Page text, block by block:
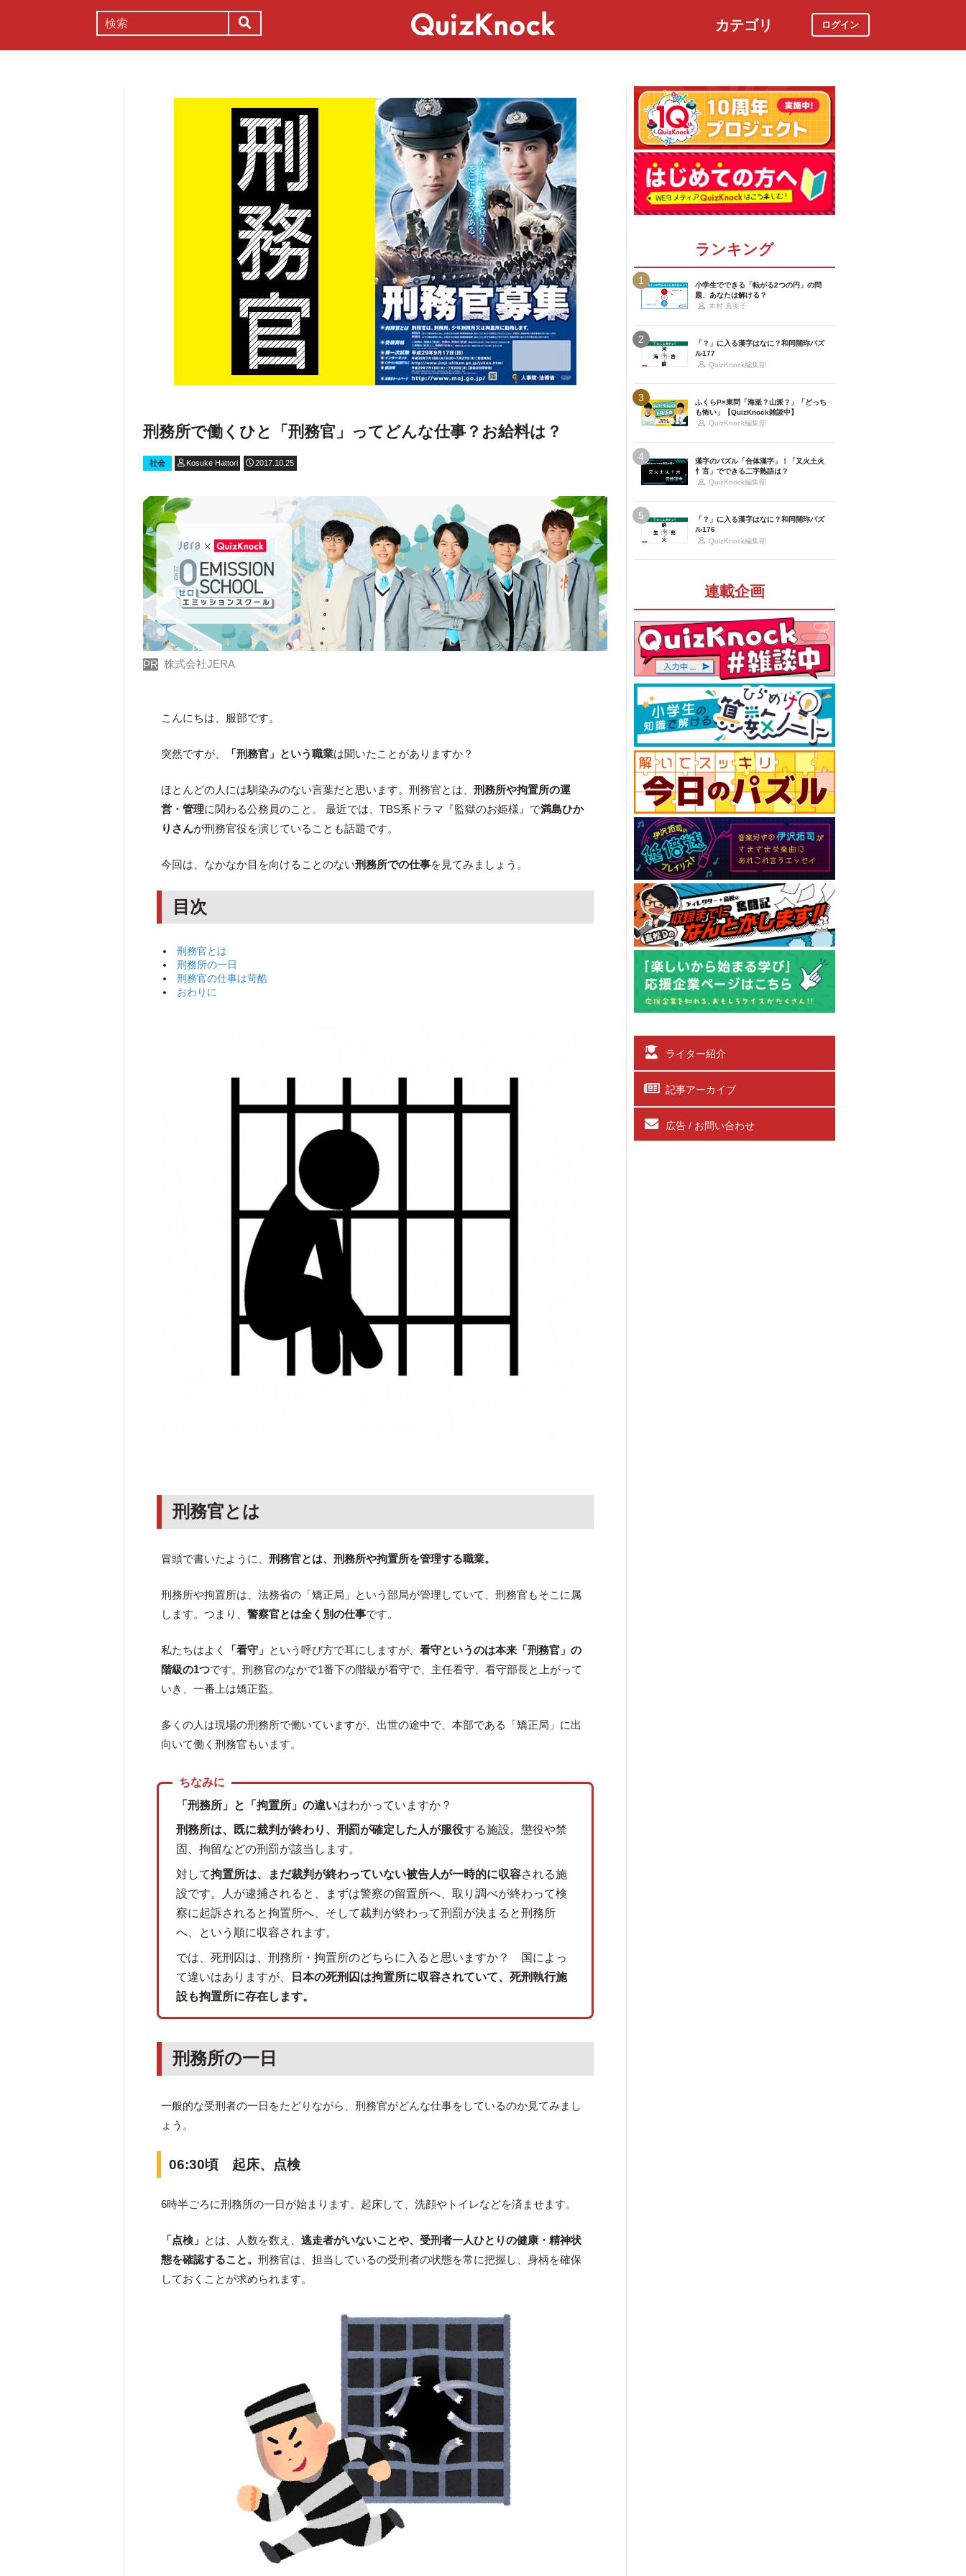
カテゴリ ログイン
刑務所で働くひと「刑務官」ってどんな仕事？お給料は？
社会 Kosuke Hattori 2017.10.25
PR 株式会社JERA
こんにちは、服部です。
突然ですが、 「刑務官」という職業は聞いたことがありますか？
ほとんどの人には馴染みのない言葉だと思います。刑務官とは、刑務所や拘置所の運
営・管理に関わる公務員のこと。 最近では、TBS系ドラマ『監獄のお姫様』で満島ひか
りさんが刑務官役を演じていることも話題です。
今回は、なかなか目を向けることのない刑務所での仕事を見てみましょう。
目次
刑務官とは
刑務所の一日
刑務官の仕事は苛酷
おわりに
刑務官とは
冒頭で書いたように、刑務官とは、刑務所や拘置所を管理する職業。
刑務所や拘置所は、法務省の「矯正局」という部局が管理していて、刑務官もそこに属
します。つまり、警察官とは全く別の仕事です。
私たちはよく 「看守」 という呼び方で耳にしますが、看守というのは本来「刑務官」の
階級の1つです。刑務官のなかで1番下の階級が看守で、主任看守、看守部長と上がって
いき、一番上は矯正監。
多くの人は現場の刑務所で働いていますが、出世の途中で、本部である「矯正局」に出
向いて働く刑務官もいます。
「刑務所」と「拘置所」の違いはわかっていますか？
刑務所は、既に裁判が終わり、刑罰が確定した人が服役する施設。懲役や禁
固、拘留などの刑罰が該当します。
対して拘置所は、まだ裁判が終わっていない被告人が一時的に収容される施
設です。人が逮捕されると、まずは警察の留置所へ、取り調べが終わって検
察に起訴されると拘置所へ、そして裁判が終わって刑罰が決まると刑務所
へ、という順に収容されます。
では、死刑囚は、刑務所・拘置所のどちらに入ると思いますか？ 国によっ
て違いはありますが、
日本の死刑囚は拘置所に収容されていて、死刑執行施
設も拘置所に存在します。
刑務所の一日
一般的な受刑者の一日をたどりながら、刑務官がどんな仕事をしているのか見てみまし
ょう。
06:30頃 起床、点検
6時半ごろに刑務所の一日が始まります。起床して、洗顔やトイレなどを済ませます。
「点検」 とは、人数を数え、逃走者がいないことや、受刑者一人ひとりの健康・精神状
態を確認すること。刑務官は、担当しているの受刑者の状態を常に把握し、身柄を確保
しておくことが求められます。
ランキング
1
小学生でできる「転がる2つの円」の問
題、あなたは解ける？
木村 真実子
2
「？」に入る漢字はなに？和同開珎パズ
ル177
QuizKnock編集部
3
ふくらP×東問「海派？山派？」「どっち
も怖い」【QuizKnock雑談中】
QuizKnock編集部
4
漢字のパズル「合体漢字」！「又火土火
忄言」でできる二字熟語は？
QuizKnock編集部
5
「？」に入る漢字はなに？和同開珎パズ
ル176
QuizKnock編集部
連載企画
ライター紹介
記事アーカイブ
広告 / お問い合わせ